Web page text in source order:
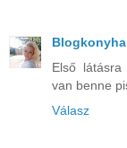
Blogkonyha
Első
van benne
Válasz